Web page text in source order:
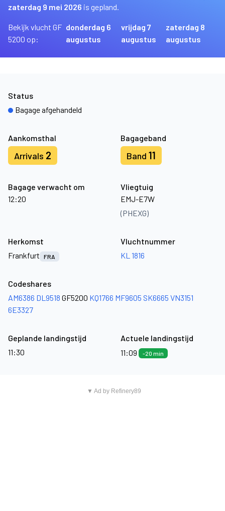
zaterdag 9 mei 2026 is gepland.
Bekijk vlucht GF
5200 op:
donderdag 6
augustus
vrijdag 7
augustus
zaterdag 8
augustus
Aankomsthal
Arrivals 2
Bagageband
Band 11
Bagage verwacht om
12:20
Vliegtuig
EMJ-E7W
(PHEXG)
Status
Bagage afgehandeld
Herkomst
Frankfurt
FRA
Vluchtnummer
KL 1816
Codeshares
AM6386 DL9518 GF5200 KQ1766 MF9605 SK6665 VN3151
6E3327
Geplande landingstijd
11:30
Actuele landingstijd
11:09
-20 min
▼ Ad by Refinery89